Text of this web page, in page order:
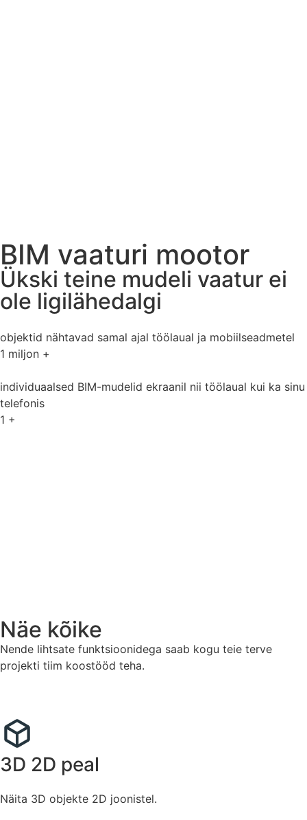
BIM vaaturi mootor
Ükski teine mudeli vaatur ei
ole ligilähedalgi
objektid nähtavad samal ajal töölaual ja mobiilseadmetel
1 miljon +
individuaalsed BIM-mudelid ekraanil nii töölaual kui ka sinu
telefonis
1 +
Näe kõike
Nende lihtsate funktsioonidega saab kogu teie terve
projekti tiim koostööd teha.
3D 2D peal
Näita 3D objekte 2D joonistel.